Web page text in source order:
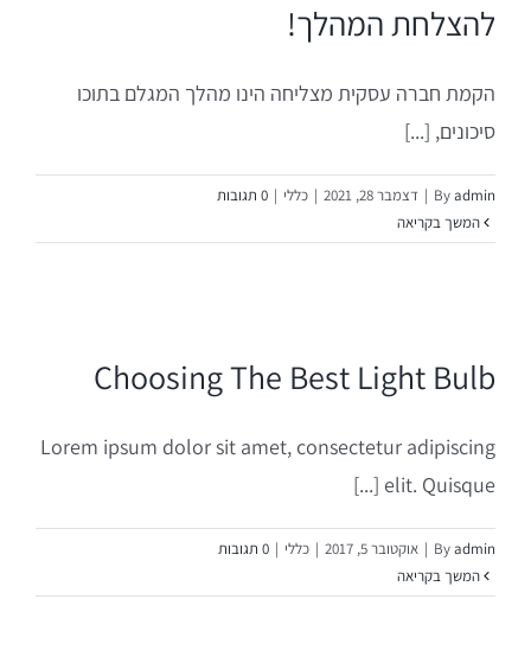
בניית תכנית אסטרטגית וטקטית
מהלכי שיווק אופרטיביים
בנייה ושיפור תהליכי עבודה
ניתוח ובקרת ביצועים
פיתוח עסקי ופתיחת דלתות בספרד
קשר
להצלחת המהלך!
הקמת חברה עסקית מצליחה הינו מהלך המגלם בתוכו
סיכונים, [...]
Byadmin
| דצמבר 28, 2021 | כללי | 0 תגובות
המשך בקריאה
Choosing The Best Light Bulb
Lorem ipsum dolor sit amet, consectetur adipiscing
elit. Quisque [...]
Byadmin
| אוקטובר 5, 2017 | כללי | 0 תגובות
המשך בקריאה